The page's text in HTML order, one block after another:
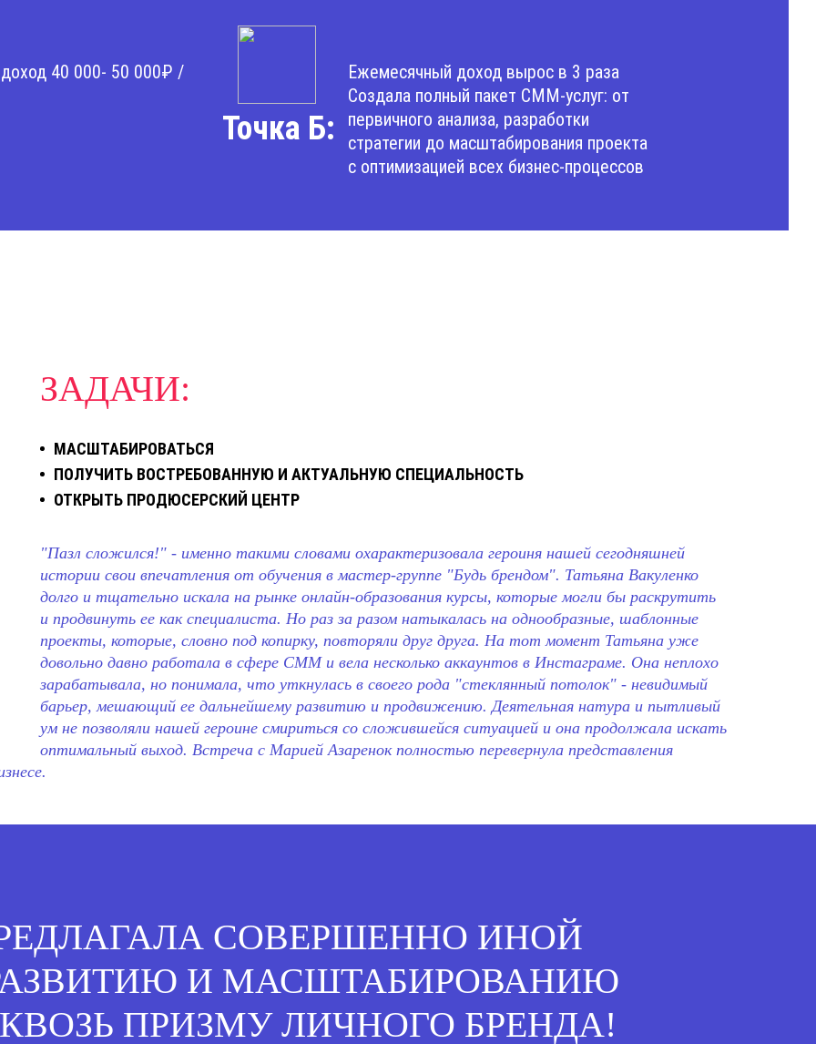
40 000- 50 000₽ /
Точка Б:
Ежемесячный доход вырос в 3 раза
Создала полный пакет СММ-услуг: от
первичного анализа, разработки
стратегии до масштабирования проекта
с оптимизацией всех бизнес-процессов
ЗАДАЧИ:
МАСШТАБИРОВАТЬСЯ
ПОЛУЧИТЬ ВОСТРЕБОВАННУЮ И АКТУАЛЬНУЮ СПЕЦИАЛЬНОСТЬ
ОТКРЫТЬ ПРОДЮСЕРСКИЙ ЦЕНТР
"Пазл сложился!" - именно такими словами охарактеризовала героиня нашей сегодняшней
истории свои впечатления от обучения в мастер-группе "Будь брендом". Татьяна Вакуленко
долго и тщательно искала на рынке онлайн-образования курсы, которые могли бы раскрутить
и продвинуть ее как специалиста. Но раз за разом натыкалась на однообразные, шаблонные
проекты, которые, словно под копирку, повторяли друг друга. На тот момент Татьяна уже
довольно давно работала в сфере СММ и вела несколько аккаунтов в Инстаграме. Она неплохо
зарабатывала, но понимала, что уткнулась в своего рода "стеклянный потолок" - невидимый
барьер, мешающий ее дальнейшему развитию и продвижению. Деятельная натура и пытливый
ум не позволяли нашей героине смириться со сложившейся ситуацией и она продолжала искать
оптимальный выход. Встреча с Марией Азаренок полностью перевернула представления
СОВЕРШЕННО ИНОЙ
И МАСШТАБИРОВАНИЮ
ПРИЗМУ ЛИЧНОГО БРЕНДА!